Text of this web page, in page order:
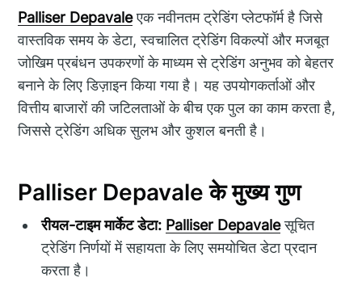
Palliser Depavaleएक नवीनतम ट्रेडिंग प्लेटफॉर्म है जिसे
वास्तविक समय के डेटा, स्वचालित ट्रेडिंग विकल्पों और मजबूत
जोखिम प्रबंधन उपकरणों के माध्यम से ट्रेडिंग अनुभव को बेहतर
बनाने के लिए डिज़ाइन किया गया है। यह उपयोगकर्ताओं और
वित्तीय बाजारों की जटिलताओं के बीच एक पुल का काम करता है,
जिससे ट्रेडिंग अधिक सुलभ और कुशल बनती है।
Palliser Depavale के मुख्य गुण
रीयल-टाइम मार्केट डेटा: Palliser Depavaleसूचित
ट्रेडिंग निर्णयों में सहायता के लिए समयोचित डेटा प्रदान
करता है।